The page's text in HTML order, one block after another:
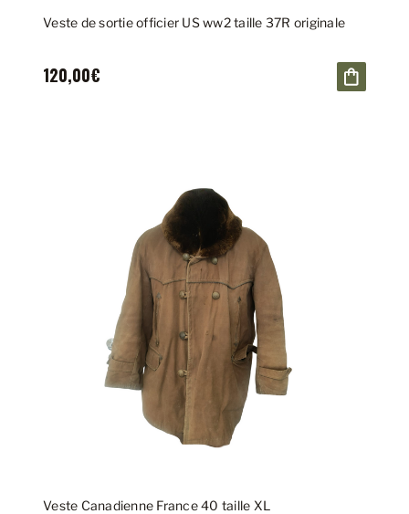
Veste de sortie officier US ww2 taille 37R originale
120,00€
Veste Canadienne France 40 taille XL